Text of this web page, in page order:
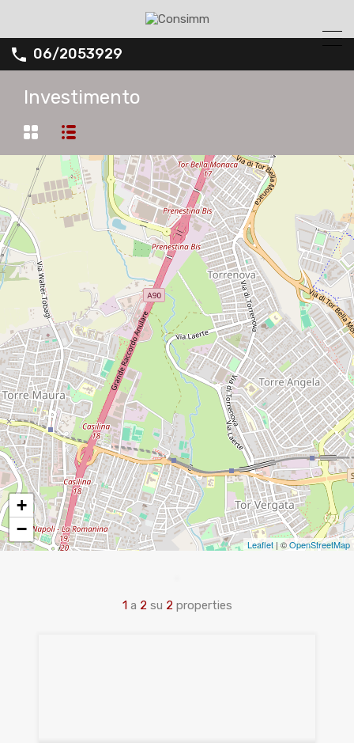
06/2053929
Investimento
+
−
Leaflet | ©OpenStreetMap
1 a 2 su 2 properties